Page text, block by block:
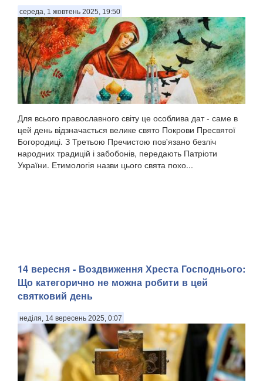
середа, 1 жовтень 2025, 19:50
Для всього православного світу це особлива дат - саме в
цей день відзначається велике свято Покрови Пресвятої
Богородиці. З Третьою Пречистою пов'язано безліч
народних традицій і забобонів, передають Патріоти
України. Етимологія назви цього свята похо...
14 вересня - Воздвиження Хреста Господнього:
Що категорично не можна робити в цей
святковий день
неділя, 14 вересень 2025, 0:07